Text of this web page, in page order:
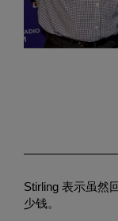
Stirling 表示虽然
少钱。